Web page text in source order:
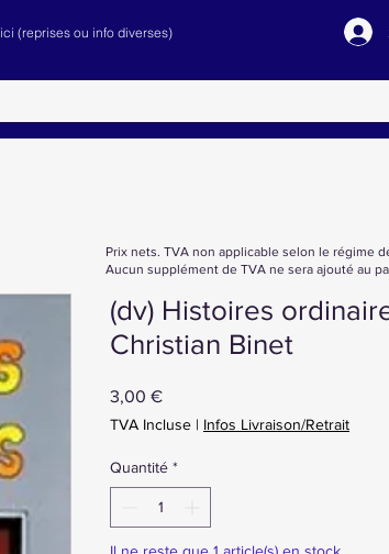
(reprises ou info diverses)
(dv) Histoires
Christian Binet
3,00 €Prix
TVA Incluse | Infos Livraison/Retrait
Quantité *
Prix nets. TVA non applicable selon le régime
Aucun supplément de TVA ne sera ajouté au